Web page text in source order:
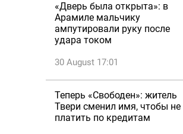
«Дверь была открыта»: в
Арамиле мальчику
ампутировали руку после
удара током
30 August 17:01
Теперь «Свободен»: житель
Твери сменил имя, чтобы не
платить по кредитам